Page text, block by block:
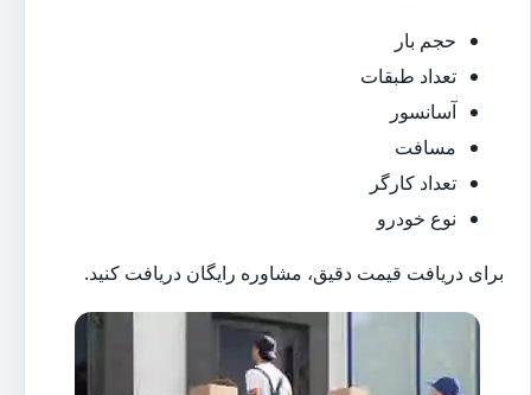
حجم بار
تعداد طبقات
آسانسور
مسافت
تعداد کارگر
نوع خودرو
برای دریافت قیمت دقیق، مشاوره رایگان دریافت کنید.